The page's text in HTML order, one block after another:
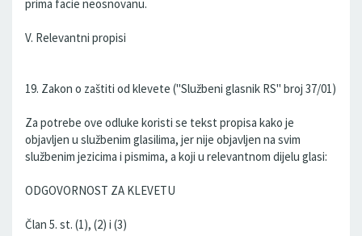
prima facie neosnovanu.
V. Relevantni propisi
19. Zakon o zaštiti od klevete ("Službeni glasnik RS" broj 37/01)
Za potrebe ove odluke koristi se tekst propisa kako je
objavljen u službenim glasilima, jer nije objavljen na svim
službenim jezicima i pismima, a koji u relevantnom dijelu glasi:
ODGOVORNOST ZA KLEVETU
Član 5. st. (1), (2) i (3)